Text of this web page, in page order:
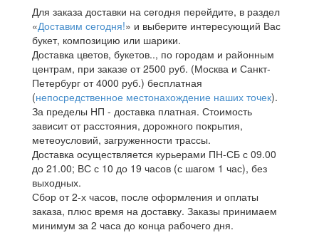
Для заказа доставки на сегодня перейдите, в раздел
«Доставим сегодня!» и выберите интересующий Вас
букет, композицию или шарики.
Доставка цветов, букетов.., по городам и районным
центрам, при заказе от 2500 руб. (Москва и Санкт-
Петербург от 4000 руб.) бесплатная
(непосредственное местонахождение наших точек).
За пределы НП - доставка платная. Стоимость
зависит от расстояния, дорожного покрытия,
метеоусловий, загруженности трассы.
Доставка осуществляется курьерами ПН-СБ с 09.00
до 21.00; ВС с 10 до 19 часов (с шагом 1 час), без
выходных.
Сбор от 2-х часов, после оформления и оплаты
заказа, плюс время на доставку. Заказы принимаем
минимум за 2 часа до конца рабочего дня.